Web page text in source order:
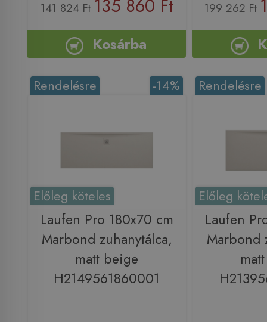
141 824 Ft 135 860 Ft
Kosárba
199 262 Ft
-14%
Rendelésre
Előleg köteles
Laufen Pro 180x70 cm
Marbond zuhanytálca,
matt beige
H2149561860001
Rendelésre
Előleg
Laufen
Marbond